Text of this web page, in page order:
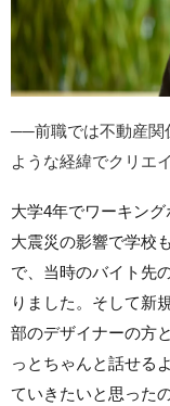
──前職では不動産関
ような経緯でクリエ
大学4年でワーキン
大震災の影響で学校
で、当時のバイト先
りました。そして新
部のデザイナーの方
っとちゃんと話せる
ていきたいと思った